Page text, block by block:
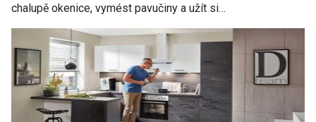
chalupě okenice, vymést pavučiny a užít si…